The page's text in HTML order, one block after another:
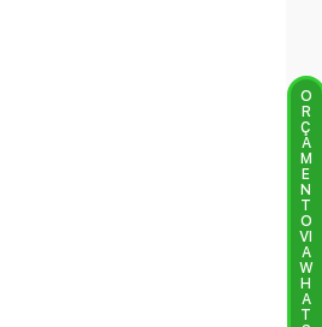
O
R
Ç
A
M
E
N
T
O
VI
A
W
H
A
T